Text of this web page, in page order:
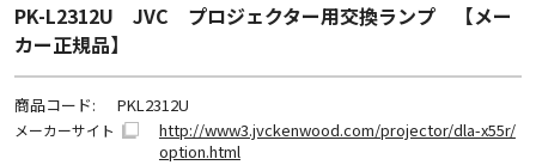
PK-L2312U JVC プロジェクター用交換ランプ 【メー
カー正規品】
商品コード: PKL2312U
メーカーサイト
http://www3.jvckenwood.com/projector/dla-x55r/
option.html